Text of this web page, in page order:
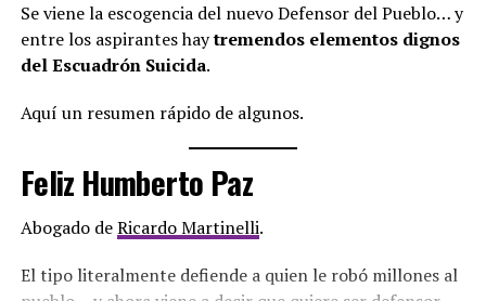
Se viene la escogencia del nuevo Defensor del Pueblo… y
entre los aspirantes haytremendos elementos dignos
del Escuadrón Suicida.
Aquí un resumen rápido de algunos.
Feliz Humberto Paz
Abogado deRicardo Martinelli.
El tipo literalmente defiende a quien le robó millones al